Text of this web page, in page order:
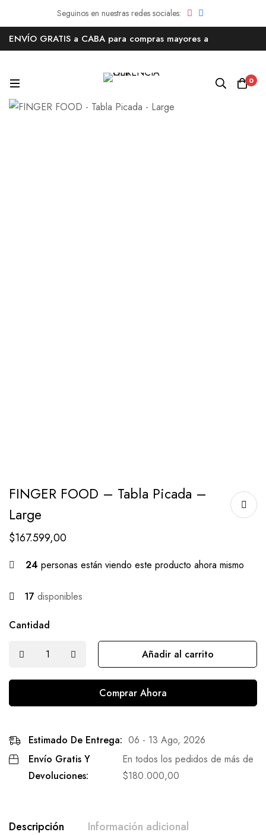
ENVÍO GRATIS a CABA para compras mayores a
AR$180.000
0
FINGER FOOD – Tabla Picada –
Large
$167.599,00
24 personas están viendo este producto ahora mismo
17 disponibles
Cantidad
Añadir al carrito
Comprar Ahora
Estimado De Entrega: 06 - 13 Ago, 2026
Envío Gratis Y
Devoluciones:
En todos los pedidos de más de
$180.000,00
Descripción Información adicional